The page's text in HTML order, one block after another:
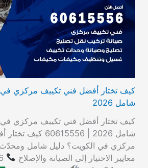
كيف تختار أفضل فني تكييف مركزي في
شامل 2026
كيف تختار أفضل فني تكييف مركزي في
شامل 2026 |
معايير الاختيار إلى الصيانة والإصلاح